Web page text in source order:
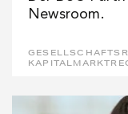
Newsroom.